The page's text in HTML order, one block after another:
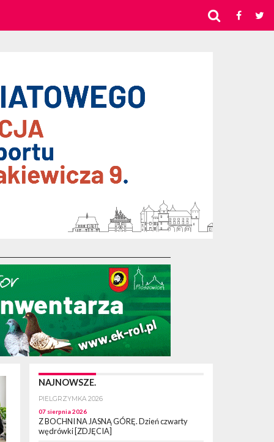
NAJNOWSZE.
PIELGRZYMKA 2026
07 sierpnia 2026
Z BOCHNI NA JASNĄ GÓRĘ. Dzień czwarty
wędrówki [ZDJĘCIA]